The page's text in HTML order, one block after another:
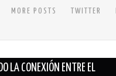
MORE POSTS TWITTER
LA CONEXIÓN ENTRE EL